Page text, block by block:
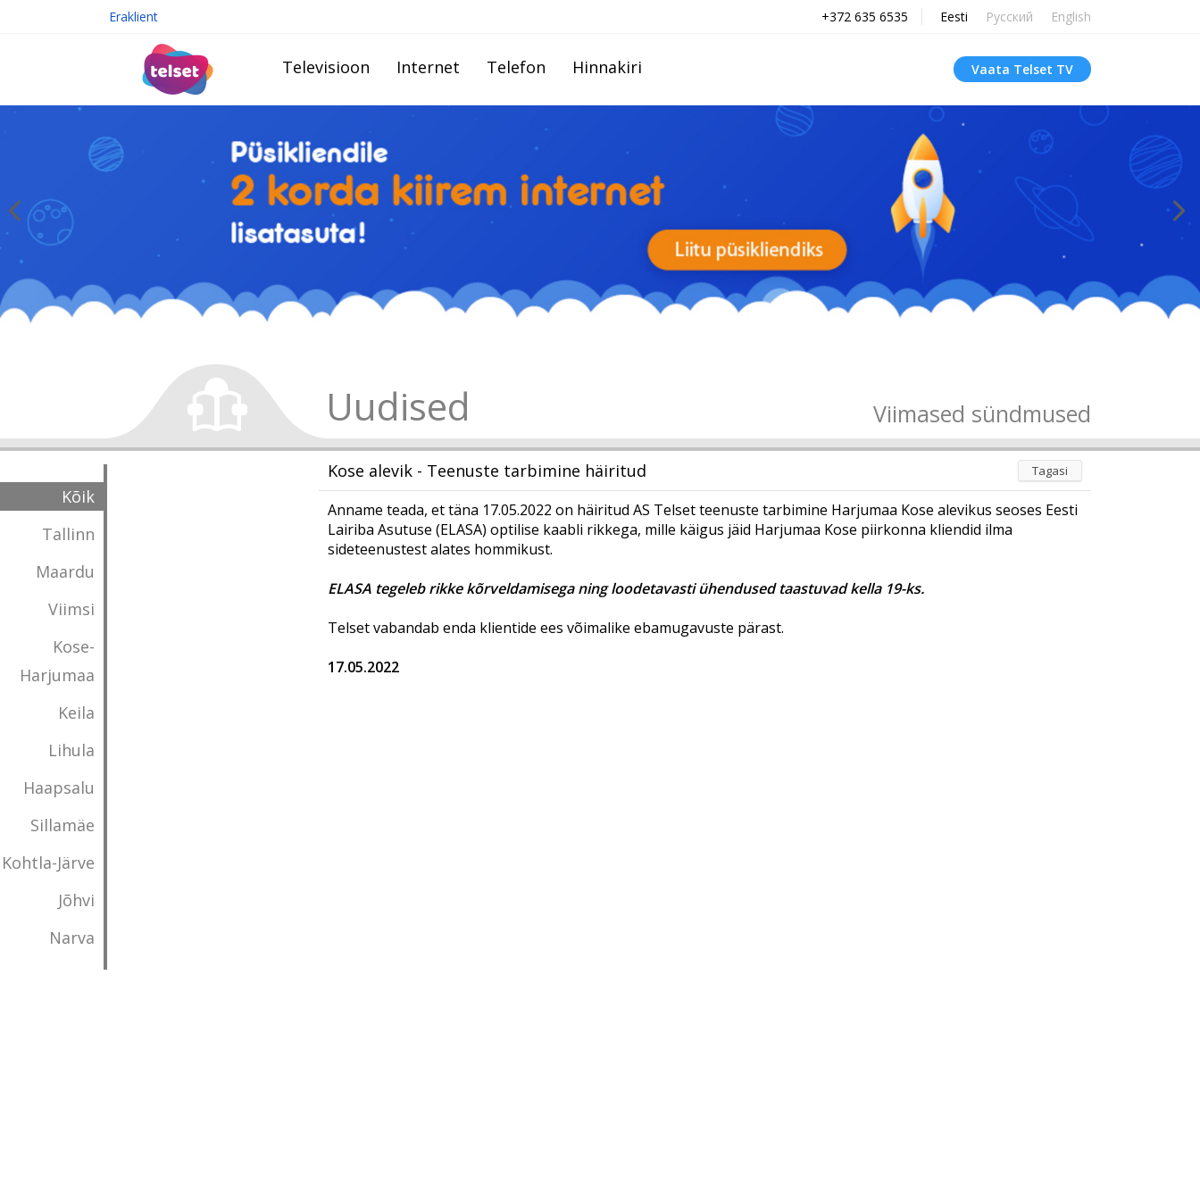
Eraklient +372 635 6535 Eesti Русский English
Televisioon Internet Telefon Hinnakiri Vaata Telset TV
Uudised Viimased sündmused
Kõik
Tallinn
Maardu
Viimsi
Kose-
Harjumaa
Keila
Lihula
Haapsalu
Sillamäe
Kohtla-Järve
Jõhvi
Narva
Kose alevik - Teenuste tarbimine häiritud Tagasi
Anname teada, et täna 17.05.2022 on häiritud AS Telset teenuste tarbimine Harjumaa Kose alevikus seoses Eesti
Lairiba Asutuse (ELASA) optilise kaabli rikkega, mille käigus jäid Harjumaa Kose piirkonna kliendid ilma
sideteenustest alates hommikust.
ELASA tegeleb rikke kõrveldamisega ning loodetavasti ühendused taastuvad kella 19-ks.
Telset vabandab enda klientide ees võimalike ebamugavuste pärast.
17.05.2022